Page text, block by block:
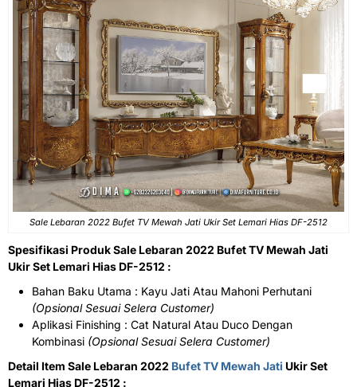
Sale Lebaran 2022 Bufet TV Mewah Jati Ukir Set Lemari Hias DF-2512
Spesifikasi Produk Sale Lebaran 2022 Bufet TV Mewah Jati
Ukir Set Lemari Hias DF-2512 :
Bahan Baku Utama : Kayu Jati Atau Mahoni Perhutani
(Opsional Sesuai Selera Customer)
Aplikasi Finishing : Cat Natural Atau Duco Dengan
Kombinasi (Opsional Sesuai Selera Customer)
Detail Item Sale Lebaran 2022 Bufet TV Mewah Jati Ukir Set
Lemari Hias DF-2512 :